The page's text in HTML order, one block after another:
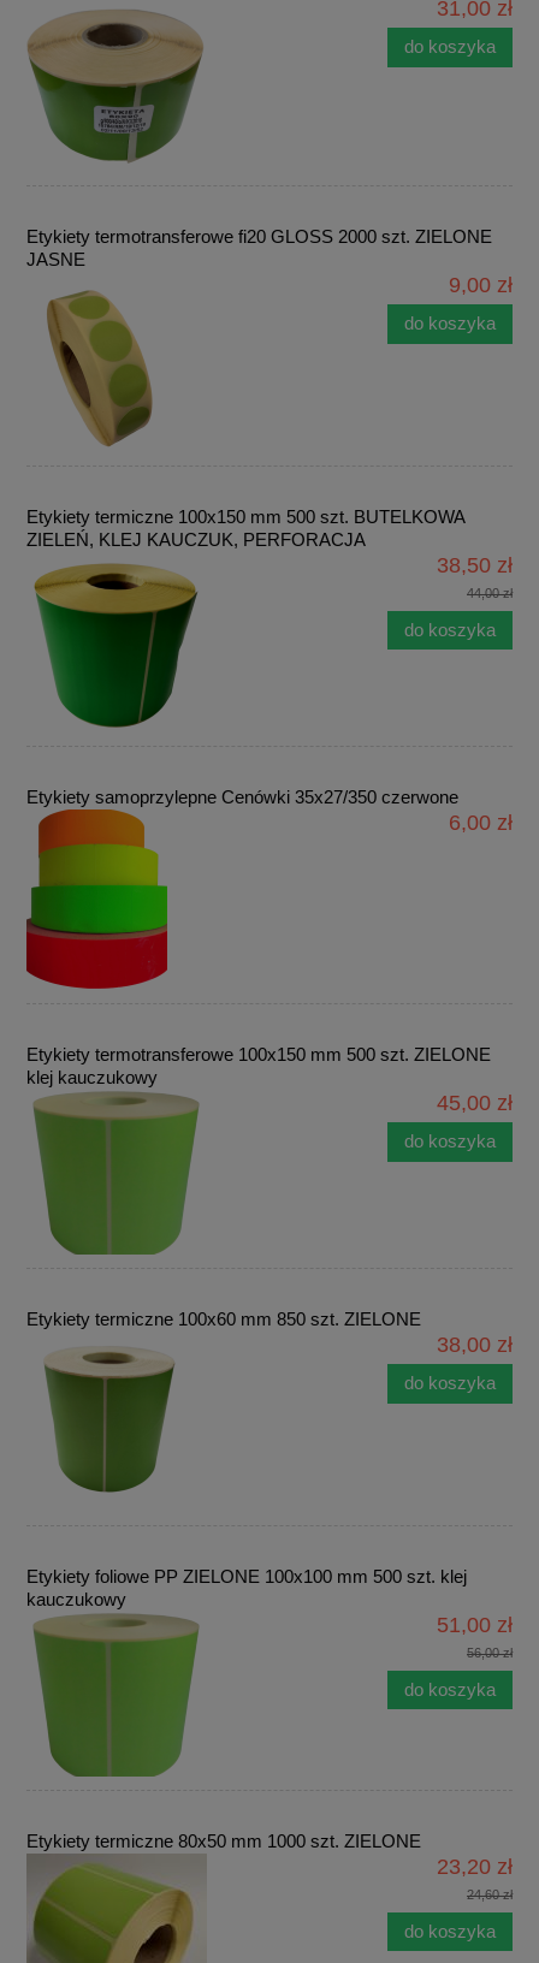
31,00 zł
do koszyka
Etykiety termotransferowe fi20 GLOSS 2000 szt. ZIELONE
JASNE
9,00 zł
do koszyka
Etykiety termiczne 100x150 mm 500 szt. BUTELKOWA
ZIELEŃ, KLEJ KAUCZUK, PERFORACJA
38,50 zł
44,00 zł
do koszyka
Etykiety samoprzylepne Cenówki 35x27/350 czerwone
6,00 zł
Etykiety termotransferowe 100x150 mm 500 szt. ZIELONE
klej kauczukowy
45,00 zł
do koszyka
Etykiety termiczne 100x60 mm 850 szt. ZIELONE
38,00 zł
do koszyka
Etykiety foliowe PP ZIELONE 100x100 mm 500 szt. klej
kauczukowy
51,00 zł
56,00 zł
do koszyka
Etykiety termiczne 80x50 mm 1000 szt. ZIELONE
23,20 zł
24,60 zł
do koszyka